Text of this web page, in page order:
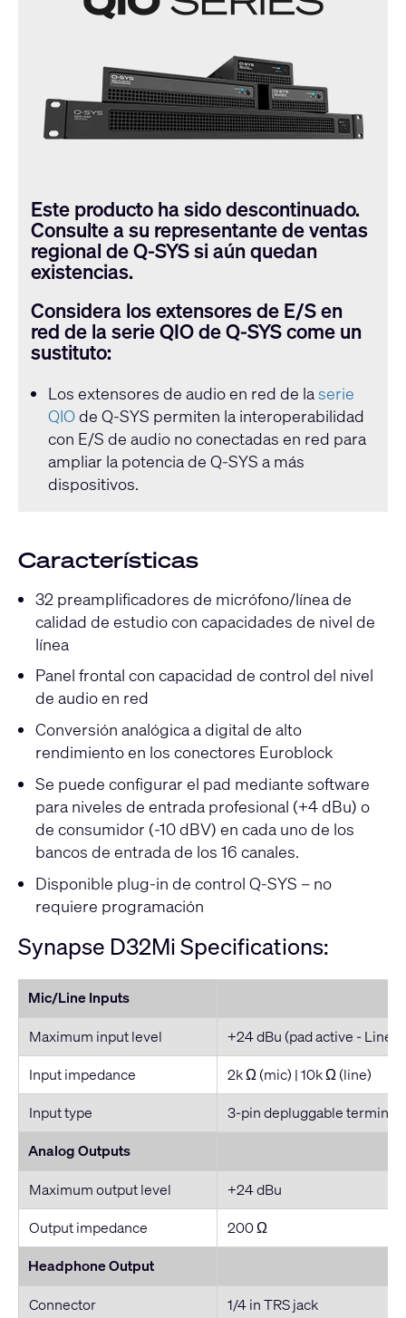
Este producto ha sido descontinuado.
Consulte a su representante de ventas
regional de Q-SYS si aún quedan
existencias.
Considera los extensores de E/S en
red de la serie QIO de Q-SYS come un
sustituto:
Los extensores de audio en red de laserie
QIOde Q-SYS permiten la interoperabilidad
con E/S de audio no conectadas en red para
ampliar la potencia de Q-SYS a más
dispositivos.
Características
32 preamplificadores de micrófono/línea de
calidad de estudio con capacidades de nivel de
línea
Panel frontal con capacidad de control del nivel
de audio en red
Conversión analógica a digital de alto
rendimiento en los conectores Euroblock
Se puede configurar el pad mediante software
para niveles de entrada profesional (+4 dBu) o
de consumidor (-10 dBV) en cada uno de los
bancos de entrada de los 16 canales.
Disponible plug-in de control Q-SYS – no
requiere programación
Synapse D32Mi Specifications:
Mic/Line Inputs
Maximum input level
+24 dBu (pad active - Line
Input impedance
2k Ω (mic) | 10k Ω (line)
Input type
3-pin depluggable terminal
Analog Outputs
Maximum output level
+24 dBu
Output impedance
200 Ω
Headphone Output
Connector
1/4 in TRS jack